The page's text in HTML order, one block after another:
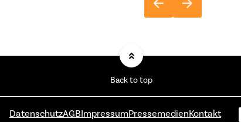
Back to top
DatenschutzAGBImpressumPressemedienKontakt